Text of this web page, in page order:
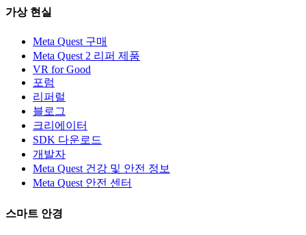
가상 현실
Meta Quest 구매
Meta Quest 2 리퍼 제품
VR for Good
포럼
리퍼럴
블로그
크리에이터
SDK 다운로드
개발자
Meta Quest 건강 및 안전 정보
Meta Quest 안전 센터
스마트 안경